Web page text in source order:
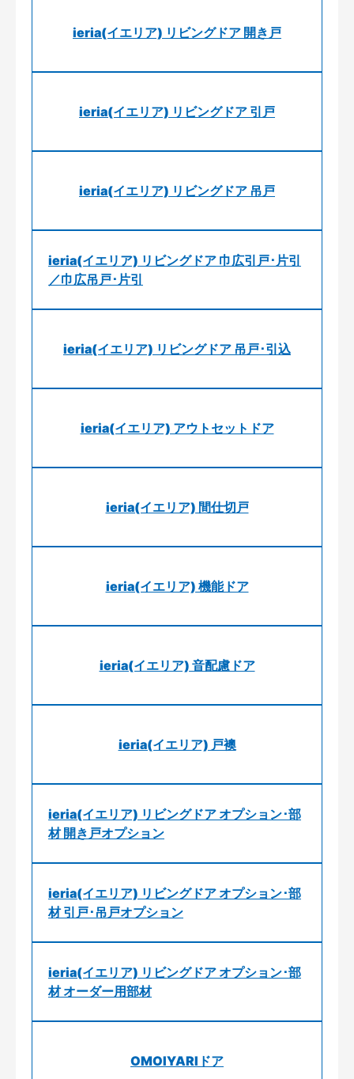
ieria(イエリア) リビングドア 開き戸
ieria(イエリア) リビングドア 引戸
ieria(イエリア) リビングドア 吊戸
ieria(イエリア) リビングドア 巾広引戸･片引
／巾広吊戸･片引
ieria(イエリア) リビングドア 吊戸･引込
ieria(イエリア) アウトセットドア
ieria(イエリア) 間仕切戸
ieria(イエリア) 機能ドア
ieria(イエリア) 音配慮ドア
ieria(イエリア) 戸襖
ieria(イエリア) リビングドア オプション･部
材 開き戸オプション
ieria(イエリア) リビングドア オプション･部
材 引戸･吊戸オプション
ieria(イエリア) リビングドア オプション･部
材 オーダー用部材
OMOIYARIドア